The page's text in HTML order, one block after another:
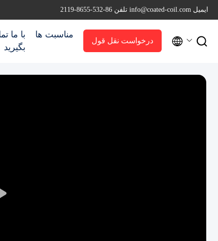
ایمیل info@coated-coil.com تلفن 86-532-8655-2119
با ما
بگیرید
مناسبت ها
درخواست نقل قول  